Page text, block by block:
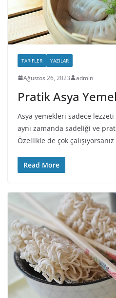
TARIFLER YAZILAR
Ağustos 26, 2023 admin
Pratik Asya
Asya yemekleri sadece lezzeti
aynı zamanda sadeliği ve
Özellikle de çok çalışıyorsanız
Read More